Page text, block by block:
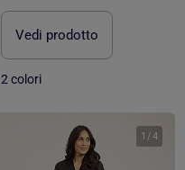
Vedi prodotto
2 colori
1 /4